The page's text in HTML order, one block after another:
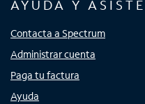
AYUDA Y
Contacta a Spectrum
Administrar cuenta
Paga tu factura
Ayuda